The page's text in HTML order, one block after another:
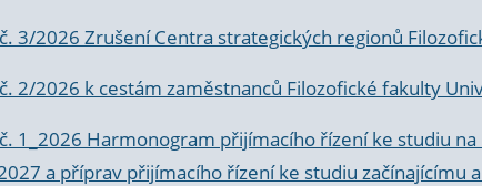
3/2026 Zrušení Centra strategických regionů
2/2026 k cestám zaměstnanců Filozofické fakulty
1_2026 Harmonogram přijímacího řízení ke studiu
a příprav přijímacího řízení ke studiu začínajícímu